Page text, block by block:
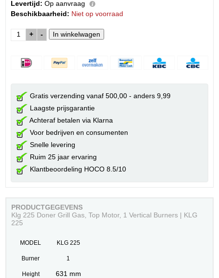
Levertijd: Op aanvraag
Beschikbaarheid: Niet op voorraad
+ -
Gratis verzending vanaf 500,00 - anders 9,99
Laagste prijsgarantie
Achteraf betalen via Klarna
Voor bedrijven en consumenten
Snelle levering
Ruim 25 jaar ervaring
Klantbeoordeling HOCO 8.5/10
PRODUCTGEGEVENS
Klg 225 Doner Grill Gas, Top Motor, 1 Vertical Burners | KLG
225
MODEL KLG 225
Burner 1
Height 631 mm